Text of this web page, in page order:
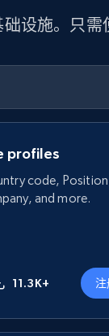
设施。只需
profiles
code,
and more.
11.3K+ 注